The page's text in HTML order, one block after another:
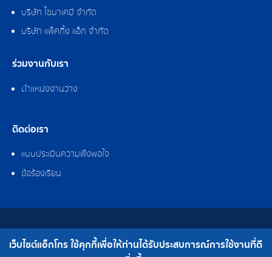
บริษัท ไซมาเคมี จำกัด
บริษัท แพ็คกิ้ง แอ็ก จำกัด
ร่วมงานกับเรา
ตำแหน่งงานว่าง
ติดต่อเรา
แบบประเมินความพึงพอใจ
ข้อร้องเรียน
สงวนลิขสิทธิ์ © 2562 บริษัท แอ็กโกร (ประเทศไทย) จำกัด
เบอร์โทร : 0-2308-2102 | โทรสาร : 0-2308-2487
เว็บไซต์แอ็กโกร ใช้คุกกี้เพื่อให้ท่านได้รับประสบการณ์การใช้งานที่ดี